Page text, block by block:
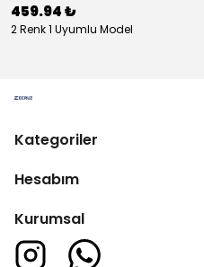
459.94 ₺
2 Renk 1 Uyumlu Model
Kategoriler
Hesabım
Kurumsal